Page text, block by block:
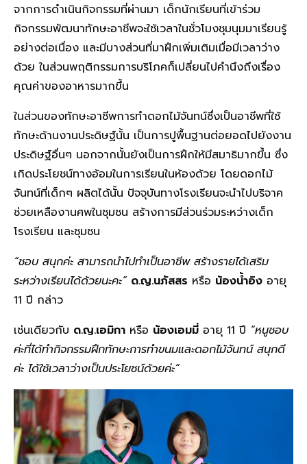
จากการดำเนินกิจกรรมที่ผ่านมา เด็กนักเรียนที่เข้าร่วม
กิจกรรมพัฒนาทักษะอาชีพจะใช้เวลาในชั่วโมงชุมนุมมาเรียนรู้
อย่างต่อเนื่อง และมีบางส่วนที่มาฝึกเพิ่มเติมเมื่อมีเวลาว่าง
ด้วย ในส่วนพฤติกรรมการบริโภคก็เปลี่ยนไปคำนึงถึงเรื่อง
คุณค่าของอาหารมากขึ้น
ในส่วนของทักษะอาชีพการทำดอกไม้จันทน์ซึ่งเป็นอาชีพที่ใช้
ทักษะด้านงานประดิษฐ์นั้น เป็นการปูพื้นฐานต่อยอดไปยังงาน
ประดิษฐ์อื่นๆ นอกจากนั้นยังเป็นการฝึกให้มีสมาธิมากขึ้น ซึ่ง
เกิดประโยชน์ทางอ้อมในการเรียนในห้องด้วย โดยดอกไม้
จันทน์ที่เด็กๆ ผลิตได้นั้น ปัจจุบันทางโรงเรียนจะนำไปบริจาค
ช่วยเหลืองานศพในชุมชน สร้างการมีส่วนร่วมระหว่างเด็ก
โรงเรียน และชุมชน
“ชอบ สนุกค่ะ สามารถนำไปทำเป็นอาชีพ สร้างรายได้เสริม
ระหว่างเรียนได้ด้วยนะคะ” ด.ญ.นภัสสร หรือ น้องน้ำอิง อายุ
11 ปี กล่าว
เช่นเดียวกับ ด.ญ.เอมิกา หรือ น้องเอมมี่ อายุ 11 ปี “หนูชอบ
ค่ะที่ได้ทำกิจกรรมฝึกทักษะการทำขนมและดอกไม้จันทน์ สนุกดี
ค่ะ ได้ใช้เวลาว่างเป็นประโยชน์ด้วยค่ะ”